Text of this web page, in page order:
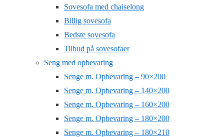
Sovesofa med chaiselong
Billig sovesofa
Bedste sovesofa
Tilbud på sovesofaer
Seng med opbevaring
Senge m. Opbevaring – 90×200
Senge m. Opbevaring – 140×200
Senge m. Opbevaring – 160×200
Senge m. Opbevaring – 180×200
Senge m. Opbevaring – 180×210